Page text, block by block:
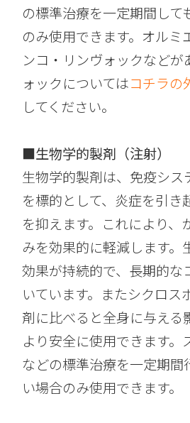
の標準治療を一定期間して
のみ使用できます。オルミ
ンコ・リンヴォックなどが
ォックについてはコチラの
してください。
■生物学的製剤（注射）
生物学的製剤は、免疫シス
を標的として、炎症を引き
を抑えます。これにより、
みを効果的に軽減します。
効果が持続的で、長期的な
いています。またシクロス
剤に比べると全身に与える
より安全に使用できます。
などの標準治療を一定期間
い場合のみ使用できます。